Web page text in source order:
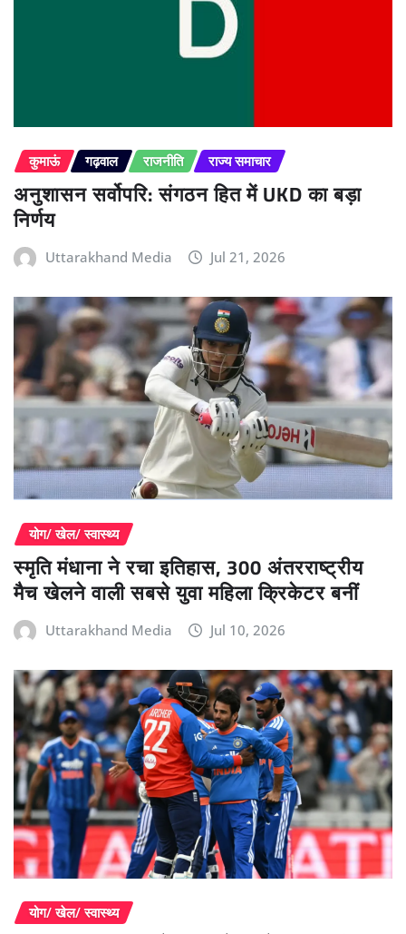
कुमाऊं गढ़वाल राजनीति राज्य समाचार
अनुशासन सर्वोपरि: संगठन हित में UKD का बड़ा
निर्णय
Uttarakhand Media Jul 21, 2026
योग/ खेल/ स्वास्थ्य
स्मृति मंधाना ने रचा इतिहास, 300 अंतरराष्ट्रीय
मैच खेलने वाली सबसे युवा महिला क्रिकेटर बनीं
Uttarakhand Media Jul 10, 2026
योग/ खेल/ स्वास्थ्य